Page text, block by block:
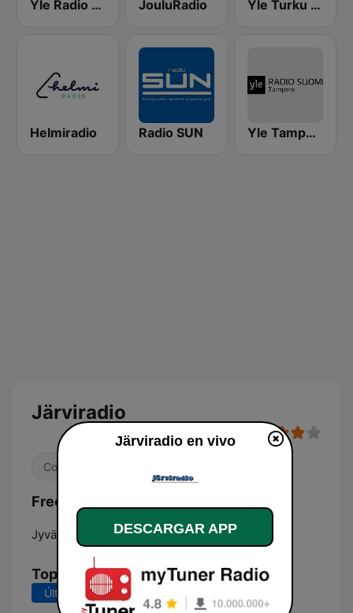
Yle Radio Häme JouluRadio Yle Turku Radio Suomi
Helmiradio Radio SUN Yle Tampere Radio
Järviradio
Contemporánea para adultos
Frecuencias Järviradio:
Jyväskylä: 91.3 FM
Top Canciones
Últimos 7 días
Järviradio en vivo
DESCARGAR APP